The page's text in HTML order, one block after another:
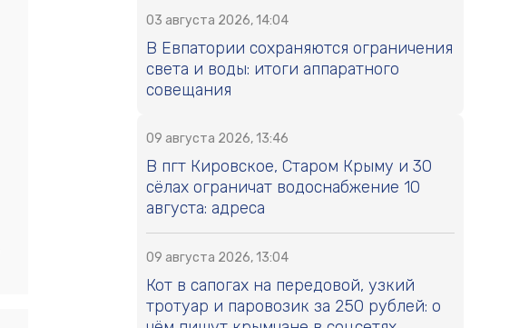
03 августа 2026, 14:04
В Евпатории сохраняются ограничения
света и воды: итоги аппаратного
совещания
09 августа 2026, 13:46
В пгт Кировское, Старом Крыму и 30
сёлах ограничат водоснабжение 10
августа: адреса
09 августа 2026, 13:04
Кот в сапогах на передовой, узкий
тротуар и паровозик за 250 рублей: о